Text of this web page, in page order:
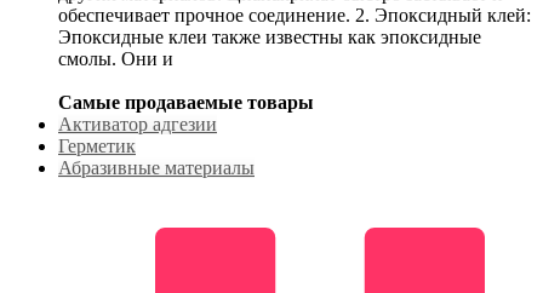
обеспечивает прочное соединение. 2. Эпоксидный клей:
Эпоксидные клеи также известны как эпоксидные
смолы. Они и
Самые продаваемые товары
Активатор адгезии
Герметик
Абразивные материалы